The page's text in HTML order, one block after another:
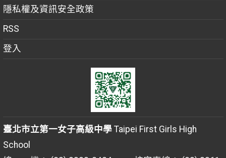
隱私權及資訊安全政策
RSS
登入
臺北市立第一女子高級中學Taipei First Girls High
School